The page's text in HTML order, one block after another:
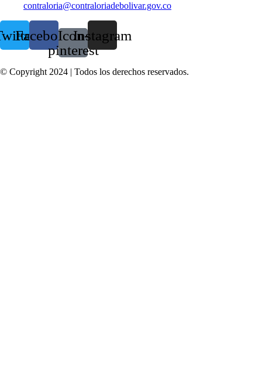
contraloria@contraloriadebolivar.gov.co
FacebookIcon-
pinterest
Instagram
© Copyright 2024 | Todos los derechos reservados.